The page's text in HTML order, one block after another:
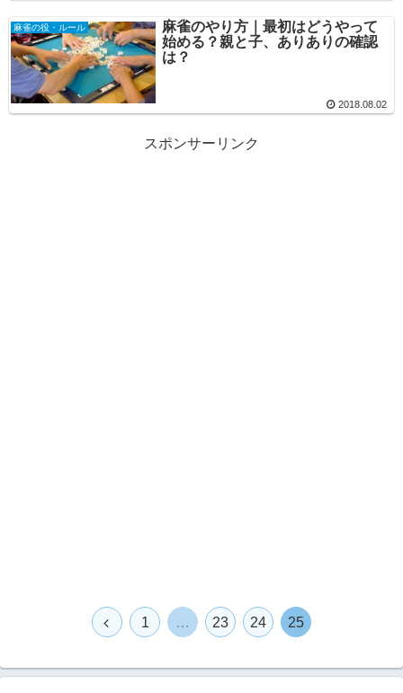
麻雀の役・ルール
麻雀のやり方｜最初はどうやって
始める？親と子、ありありの確認
は？
2018.08.02
スポンサーリンク
1 … 23 24 25